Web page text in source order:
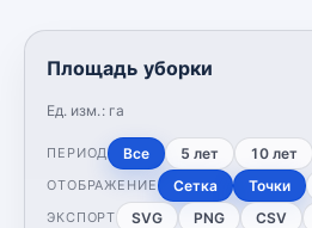
Площадь уборки
Ед. изм.: га
ПЕРИОД Все 5 лет 10 лет
ОТОБРАЖЕНИЕ Сетка Точки
ЭКСПОРТ SVG PNG CSV